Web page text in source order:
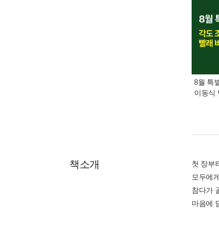
8월 특
이동식
책소개
첫 장부
모두에
참다가
마음에